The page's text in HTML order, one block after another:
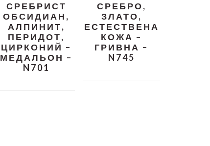
СРЕБРИСТ
ОБСИДИАН,
АЛПИНИТ,
ПЕРИДОТ,
ЦИРКОНИЙ –
МЕДАЛЬОН –
N701
СРЕБРО,
ЗЛАТО,
ЕСТЕСТВЕНА
КОЖА –
ГРИВНА –
N745